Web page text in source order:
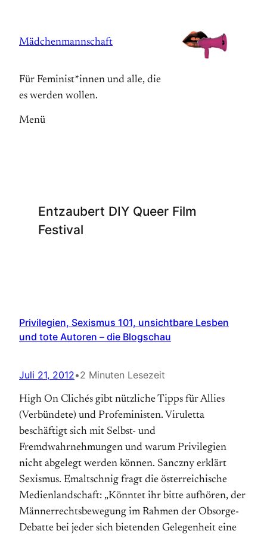
springen
Mädchenmannschaft
Für Feminist*innen und alle, die
es werden wollen.
Menü
Entzaubert DIY Queer Film
Festival
Privilegien, Sexismus 101, unsichtbare Lesben
und tote Autoren – die Blogschau
Juli 21, 2012•2 Minuten Lesezeit
High On Clichés gibt nützliche Tipps für Allies
(Verbündete) und Profeministen. Viruletta
beschäftigt sich mit Selbst- und
Fremdwahrnehmungen und warum Pri­vi­legien
nicht abgelegt werden können. Sanczny erklärt
Sexismus. Emaltschnig fragt die österreichische
Medienlandschaft: „Könntet ihr bitte auf­hören, der
Männerrechtsbewegung im Rahmen der Obsorge-
Debatte bei jeder sich bietenden Gelegenheit eine